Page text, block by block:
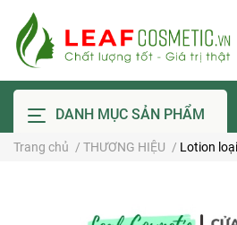
DANH MỤC SẢN PHẨM
Trang chủ / THƯƠNG HIỆU / Lotion